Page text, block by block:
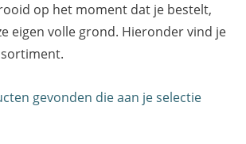
op het moment dat je bestelt,
eigen volle grond. Hieronder vind je
gevonden die aan je selectie